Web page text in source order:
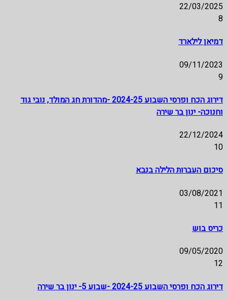
22/03/2025
8
דמיאן לילארד
09/11/2023
9
דירוג הכח ופרסי השבוע 2024-25 -מהדורת חג המולד, נובי גוד
וחנוכה- ינון בר שירה
22/12/2024
10
סיכום העברות הלילה בנבא
03/08/2021
11
כריס בוש
09/05/2020
12
דירוג הכח ופרסי השבוע 2024-25 -שבוע 5- ינון בר שירה